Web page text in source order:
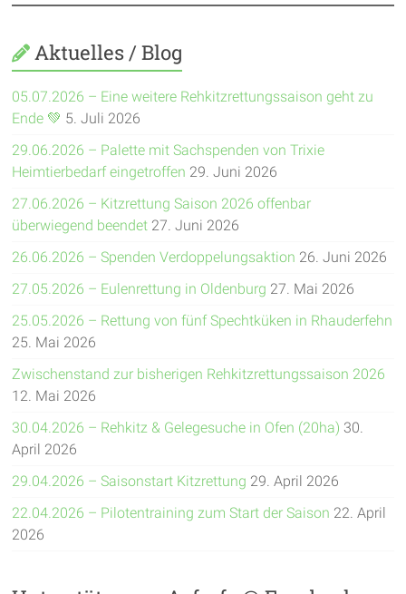
Aktuelles / Blog
05.07.2026 – Eine weitere Rehkitzrettungssaison geht zu
Ende 💚 5. Juli 2026
29.06.2026 – Palette mit Sachspenden von Trixie
Heimtierbedarf eingetroffen 29. Juni 2026
27.06.2026 – Kitzrettung Saison 2026 offenbar
überwiegend beendet 27. Juni 2026
26.06.2026 – Spenden Verdoppelungsaktion 26. Juni 2026
27.05.2026 – Eulenrettung in Oldenburg 27. Mai 2026
25.05.2026 – Rettung von fünf Spechtküken in Rhauderfehn
25. Mai 2026
Zwischenstand zur bisherigen Rehkitzrettungssaison 2026
12. Mai 2026
30.04.2026 – Rehkitz & Gelegesuche in Ofen (20ha) 30.
April 2026
29.04.2026 – Saisonstart Kitzrettung 29. April 2026
22.04.2026 – Pilotentraining zum Start der Saison 22. April
2026